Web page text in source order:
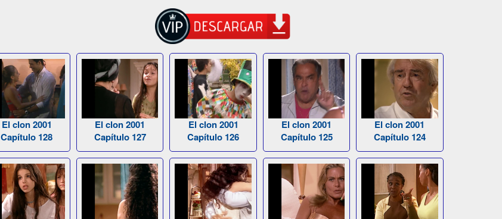
El clon 2001
Capítulo 128
El clon 2001
Capítulo 127
El clon 2001
Capítulo 126
El clon 2001
Capítulo 125
El clon 2001
Capítulo 124